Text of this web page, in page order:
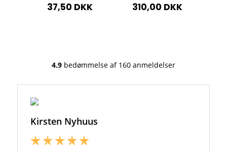
37,50 DKK 310,00 DKK